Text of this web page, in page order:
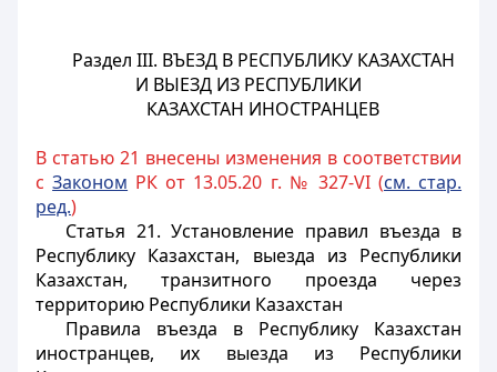
Раздел III. ВЪЕЗД В РЕСПУБЛИКУ КАЗАХСТАН
И ВЫЕЗД ИЗ РЕСПУБЛИКИ
КАЗАХСТАН ИНОСТРАНЦЕВ
В статью 21 внесены изменения в соответствии
сЗаконом РК от 13.05.20 г. № 327-VI (см. стар.
ред.)
Статья 21. Установление правил въезда в
Республику Казахстан, выезда из Республики
Казахстан, транзитного проезда через
территорию Республики Казахстан
Правила въезда в Республику Казахстан
иностранцев, их выезда из Республики